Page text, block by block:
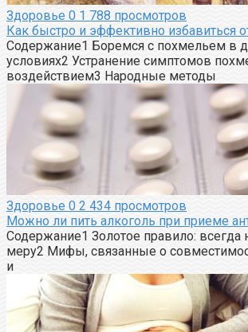
Здоровье 0 1 788 просмотров
Как быстро и эффективно избавиться
Содержание1 Боремся с похмельем в
условиях2 Устранение симптомов
воздействием3 Народные методы
Здоровье 0 2 434 просмотров
Можно ли пить алкоголь при приеме
Содержание1 Золотое правило: всегда
меру2 Мифы, связанные о
и